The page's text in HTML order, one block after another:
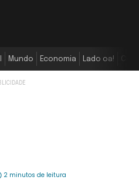
Mundo Economia Lado oa!
2 minutos de leitura